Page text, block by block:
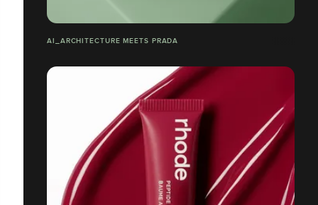
AI_ARCHITECTURE MEETS PRADA